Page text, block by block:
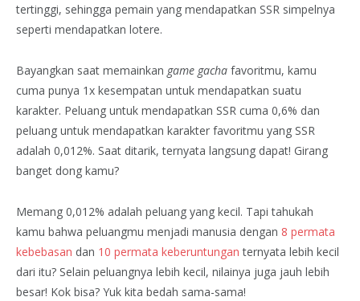
tertinggi, sehingga pemain yang mendapatkan SSR simpelnya
seperti mendapatkan lotere.
Bayangkan saat memainkan game gacha favoritmu, kamu
cuma punya 1x kesempatan untuk mendapatkan suatu
karakter. Peluang untuk mendapatkan SSR cuma 0,6% dan
peluang untuk mendapatkan karakter favoritmu yang SSR
adalah 0,012%. Saat ditarik, ternyata langsung dapat! Girang
banget dong kamu?
Memang 0,012% adalah peluang yang kecil. Tapi tahukah
kamu bahwa peluangmu menjadi manusia dengan 8 permata
kebebasan dan 10 permata keberuntungan ternyata lebih kecil
dari itu? Selain peluangnya lebih kecil, nilainya juga jauh lebih
besar! Kok bisa? Yuk kita bedah sama-sama!